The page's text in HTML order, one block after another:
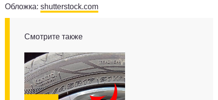
Обложка: shutterstock.com
Смотрите также